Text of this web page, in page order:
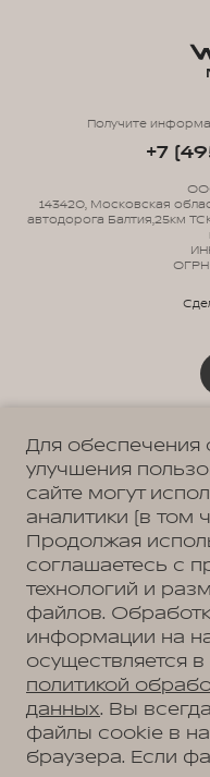
Согласие на
Получите
+7
143420, Московская
автодорога Балтия,25км
ОГРН
МЭЙДЖОР
Москва, Новорижское
+7 (495) 225-47-60
МЭЙДЖОР
Москва, Ленинградское ш.,
+7 (495) 225-47-59
МЭЙДЖОР
Москва, МКАД, 47 км
+7 (495) 225-47-61
Для обеспечения
улучшения
сайте могут
аналитики (в том
Продолжая
соглашаетесь с
технологий и
файлов.
информации на
осуществляется
политикой
данных. Вы
файлы cookie в
браузера. Если